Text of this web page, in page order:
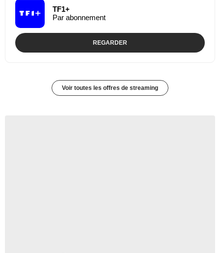
TF1+
Par abonnement
REGARDER
Voir toutes les offres de streaming